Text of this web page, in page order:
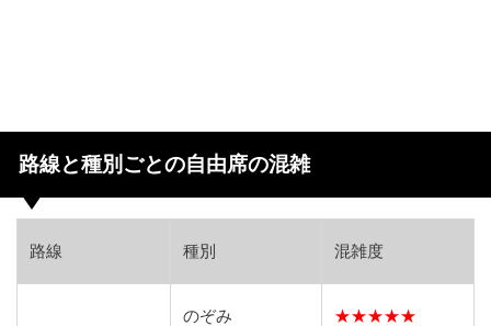
路線と種別ごとの自由席の混雑
路線 種別 混雑度
のぞみ ★★★★★